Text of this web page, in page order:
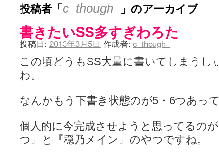
咲クラ女子 - 咲-Saki- / 姫松の上重漫ちゃんと演じている伊達朱里紗さ
咲スファクション☆タウン - 咲-Saki- / 雀魂咲コラボ！ ガチャ＆キャ
咲ミダレ - 咲-saki- / MJ第14回咲CUP 咲なま他 (11:53)
はやりの如く☆ - 咲-saki- / 悪いこと【SS】 (06:42)
麻雀雑記あれこれ - 咲 -Saki- / 咲-Saki-キャラが台湾麻雀を打ったらど
あっちが変 / あっちが変 (08:31)
あにてつ！ / 千里山に行ってきました（2017年09月）
凡人の私 / ステルス坂こと咲-Saki-5巻表紙の舞台を発見しました
おもちもちもち - 咲-Saki- / ５・８小林先生の日記更新について考え
かんむりとかげ - 咲-Saki- / 立先生の更新
(11:32)
咲-Saki- | にゅいのって / 咲-Saki-臨時アンテナ (11:50)
咲-Saki-ブログ！～麻雀下手でも咲が好き～ / ブログ名変更のお知らせ
投稿者「c_though_ 」のアーカイブ
書きたいSS多すぎわろた
投稿日: 2013年3月5日 作成者: c_though_
この頃どうもSS大量に書いてしまうし
わ。
なんかもう下書き状態のが5・6つあっ
個人的に今完成させようと思ってるの
つ』と『穏乃メイン』のやつですね。